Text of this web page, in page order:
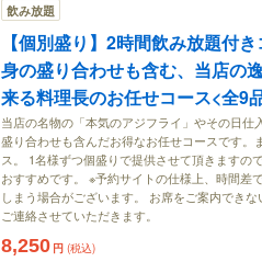
飲み放題
【個別盛り】2時間飲み放題付
身の盛り合わせも含む、当店の
来る料理長のお任せコース<全9
当店の名物の「本気のアジフライ」やその日
盛り合わせも含んだお得なお任せコースです。
ス。 1名様ずつ個盛りで提供させて頂きますの
おすすめです。 ※予約サイトの仕様上、時間差
しまう場合がございます。 お席をご案内でき
ご連絡させていただきます。
8,250 円 (税込)